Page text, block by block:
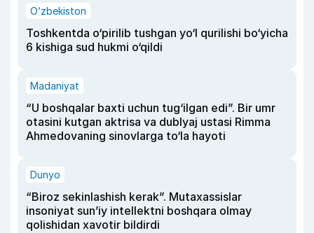
O‘zbekiston
Toshkentda o‘pirilib tushgan yo‘l qurilishi bo‘yicha
6 kishiga sud hukmi o‘qildi
Madaniyat
“U boshqalar baxti uchun tug‘ilgan edi”. Bir umr
otasini kutgan aktrisa va dublyaj ustasi Rimma
Ahmedovaning sinovlarga to‘la hayoti
Dunyo
“Biroz sekinlashish kerak”. Mutaxassislar
insoniyat sun’iy intellektni boshqara olmay
qolishidan xavotir bildirdi